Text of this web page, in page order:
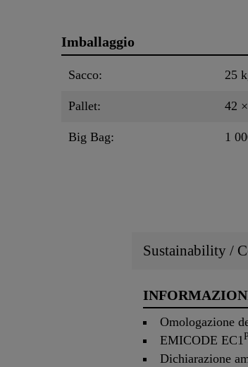
Imballaggio
Sacco: 25
Pallet: 42
Big Bag: 1
Sustainability /
Omologazione
EMICODE EC1
Dichiarazione